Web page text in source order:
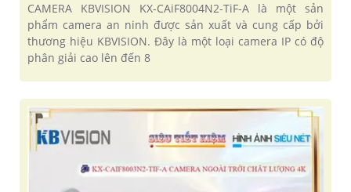
CAMERA KBVISION KX-CAiF8004N2-TiF-A là một sản
phẩm camera an ninh được sản xuất và cung cấp bởi
thương hiệu KBVISION. Đây là một loại camera IP có độ
phân giải cao lên đến 8